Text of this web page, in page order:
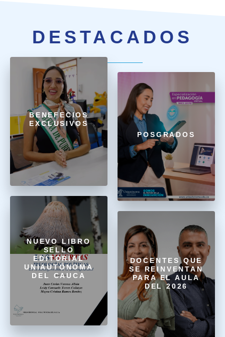
DESTACADOS
BENEFECIOS
EXCLUSIVOS
POSGRADOS
NUEVO LIBRO
SELLO
EDITORIAL
UNIAUTÓNOMA
DEL CAUCA
DOCENTES QUE
SE REINVENTAN
PARA EL AULA
DEL 2026